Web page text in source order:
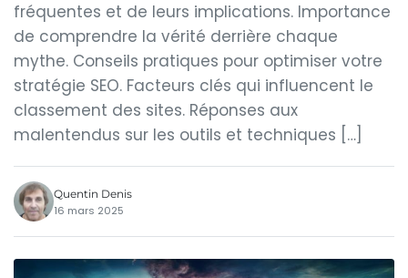
fréquentes et de leurs implications. Importance
de comprendre la vérité derrière chaque
mythe. Conseils pratiques pour optimiser votre
stratégie SEO. Facteurs clés qui influencent le
classement des sites. Réponses aux
malentendus sur les outils et techniques […]
Quentin Denis
16 mars 2025